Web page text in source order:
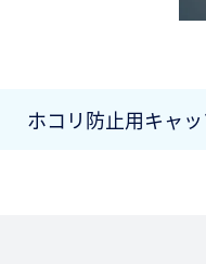
ホコリ防止用キャ